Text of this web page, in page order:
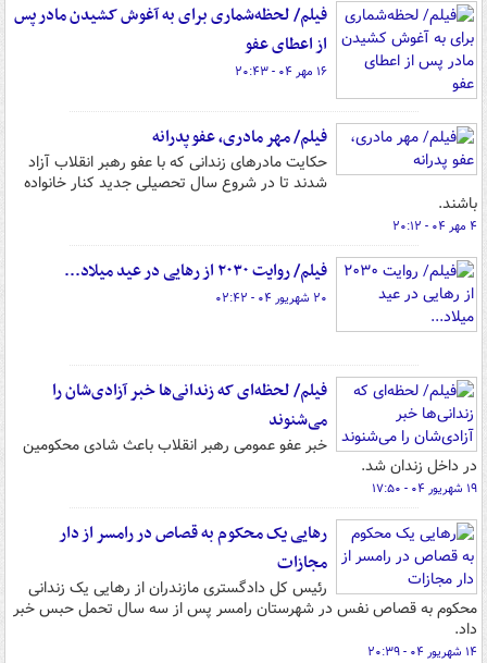
فیلم/ لحظه‌شماری برای به آغوش کشیدن مادر پس
از اعطای عفو
۱۶ مهر ۰۴ - ۲۰:۴۳
فیلم/ مهر مادری، عفو پدرانه
حکایت مادرهای زندانی که با عفو رهبر انقلاب آزاد
شدند تا در شروع سال تحصیلی جدید کنار خانواده
باشند.
۴ مهر ۰۴ - ۲۰:۱۲
فیلم/ روایت ۲۰۳۰ از رهایی در عید میلاد...
۲۰ شهریور ۰۴ - ۰۲:۴۲
فیلم/ لحظه‌ای که زندانی‌ها خبر آزادی‌شان را
می‌شنوند
خبر عفو عمومی رهبر انقلاب باعث شادی محکومین
در داخل زندان شد.
۱۹ شهریور ۰۴ - ۱۷:۵۰
رهایی یک محکوم به قصاص در رامسر از دار
مجازات
رئیس کل دادگستری مازندران از رهایی یک زندانی
محکوم به قصاص نفس در شهرستان رامسر پس از سه سال تحمل حبس خبر
داد.
۱۴ شهریور ۰۴ - ۲۰:۳۹